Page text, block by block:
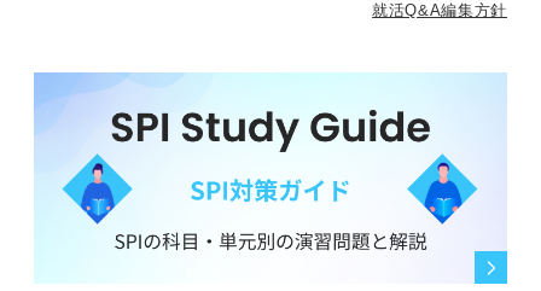
就活Q&A編集方針